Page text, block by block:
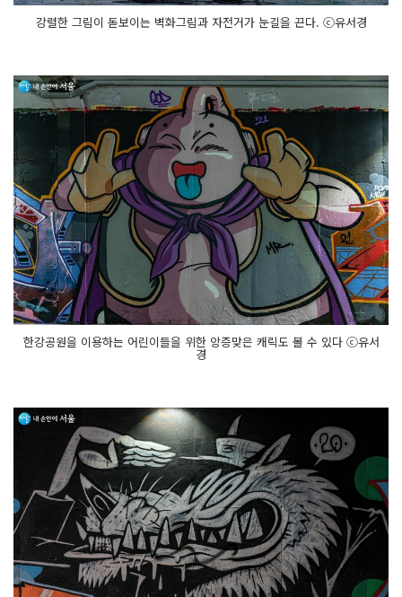
강렬한 그림이 돋보이는 벽화그림과 자전거가 눈길을 끈다. ⓒ유서경
한강공원을 이용하는 어린이들을 위한 앙증맞은 캐릭도 볼 수 있다 ⓒ유서
경